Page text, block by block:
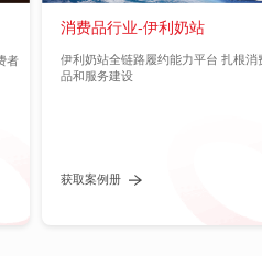
消费品行业-伊利奶站
伊利奶站全链路履约能力平台 扎根消
品和服务建设
获取案例册